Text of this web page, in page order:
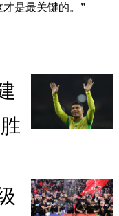
是最关键的。”